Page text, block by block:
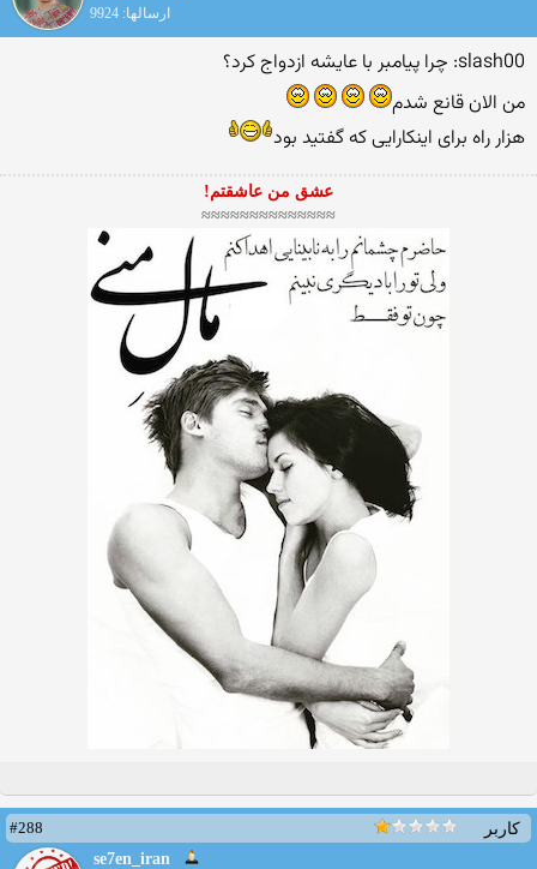
ارسالها: 9924
slash00: چرا پيامبر با عايشه ازدواج كرد؟
من الان قانع شدم
هزار راه برای اینکارایی که گفتید بود
عشق من عاشقتم!
≈≈≈≈≈≈≈≈≈≈≈≈≈≈
کاربر
#288
se7en_iran